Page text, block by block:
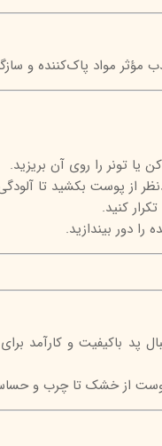
مؤثر مواد پاک‌کننده و
یا تونر را روی آن بریزید.
از پوست بکشید تا
کنید.
دور بیندازید.
پد باکیفیت و کارآمد
پوست از خشک تا چرب و